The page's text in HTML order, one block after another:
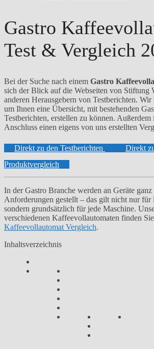
Gastro
Test & Vergleich
Bei der Suche nach einem Gastro
sich der Blick auf die Webseiten von Stiftung
anderen Herausgebern von Testberichten. Wir
um Ihnen eine Übersicht, mit bestehenden
Testberichten, erstellen zu können.
Anschluss einen eigens von uns erstellten
Direkt zu den Testberichten
Direkt
Produktvergleich
In der Gastro Branche werden an Geräte ganz
Anforderungen gestellt – das gilt nicht nur für
sondern grundsätzlich für jede Maschine.
verschiedenen Kaffeevollautomaten finden
Kaffeevollautomat Vergleich.
Inhaltsverzeichnis